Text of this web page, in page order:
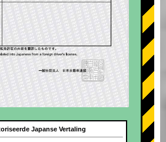
Japanse Vertaling